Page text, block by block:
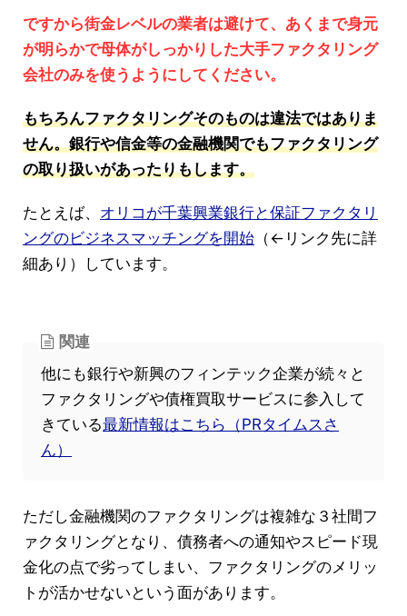
ですから街金レベルの業者は避けて、あくまで身元
が明らかで母体がしっかりした大手ファクタリング
会社のみを使うようにしてください。
もちろんファクタリングそのものは違法ではありま
せん。銀行や信金等の金融機関でもファクタリング
の取り扱いがあったりもします。
たとえば、 オリコが千葉興業銀行と保証ファクタリ
ングのビジネスマッチングを開始 （←リンク先に詳
細あり）しています。
関連
他にも銀行や新興のフィンテック企業が続々と
ファクタリングや債権買取サービスに参入して
きている最新情報はこちら（PRタイムスさ
ん）
ただし金融機関のファクタリングは複雑な３社間フ
ァクタリングとなり、債務者への通知やスピード現
金化の点で劣ってしまい、ファクタリングのメリッ
トが活かせないという面があります。